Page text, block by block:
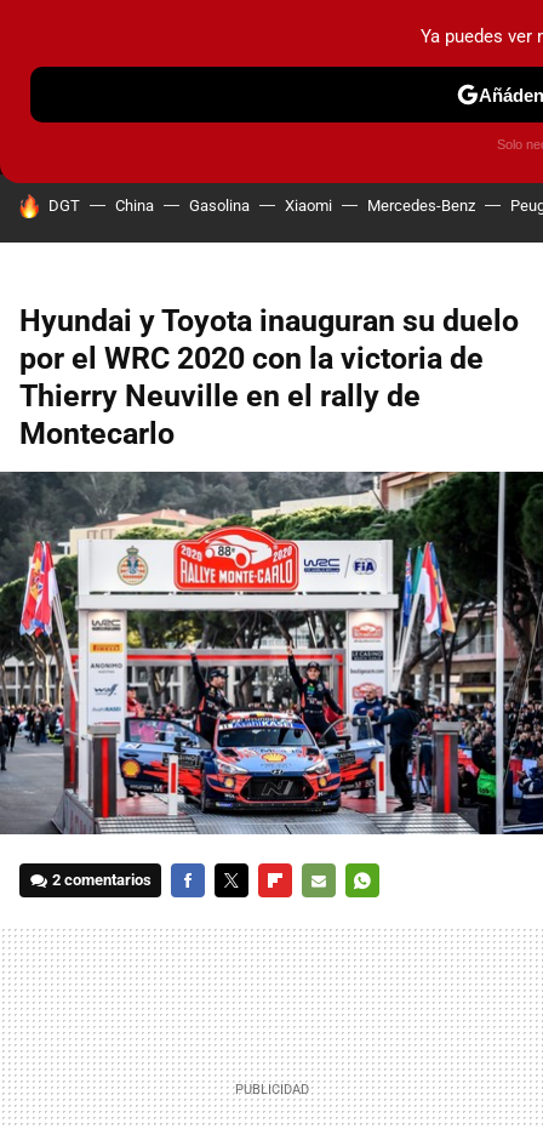
MENÚ NUEVO
F1
HOY SE HABLA DE
DGT China Gasolina Xiaomi Mercedes-Benz
Hyundai y Toyota inauguran su duelo
por el WRC 2020 con la victoria de
Thierry Neuville en el rally de
Montecarlo
2 comentarios
MAIL
Ya puedes ver
Solo